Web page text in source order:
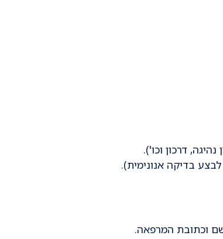
דרכון וכו').
בדיקה אנונימית).
וכתובת המרפאה.